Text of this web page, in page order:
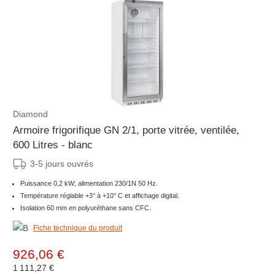
Diamond
Armoire frigorifique GN 2/1, porte vitrée, ventilée,
600 Litres - blanc
3-5 jours ouvrés
Puissance 0,2 kW; alimentation 230/1N 50 Hz.
Température réglable +3° à +10° C et affichage digital.
Isolation 60 mm en polyuréthane sans CFC.
Fiche technique du produit
926,06 €
1 111,27 €